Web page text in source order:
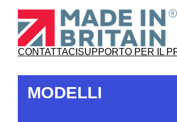
CONTATTACI SUPPORTO PER IL
MODELLI